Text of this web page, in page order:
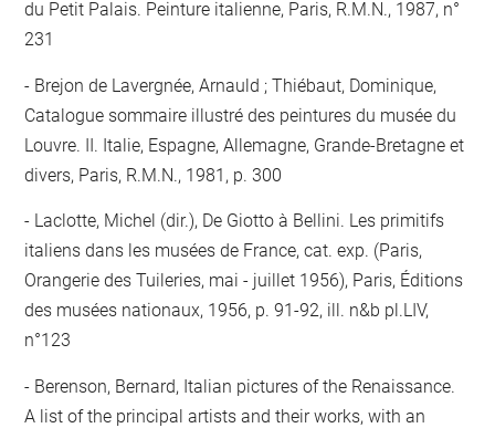
du Petit Palais. Peinture italienne, Paris, R.M.N., 1987, n°
231
Brejon de Lavergnée, Arnauld ; Thiébaut, Dominique,
Catalogue sommaire illustré des peintures du musée du
Louvre. II. Italie, Espagne, Allemagne, Grande-Bretagne et
divers, Paris, R.M.N., 1981, p. 300
Laclotte, Michel (dir.), De Giotto à Bellini. Les primitifs
italiens dans les musées de France, cat. exp. (Paris,
Orangerie des Tuileries, mai - juillet 1956), Paris, Éditions
des musées nationaux, 1956, p. 91-92, ill. n&b pl.LIV,
n°123
Berenson, Bernard, Italian pictures of the Renaissance.
A list of the principal artists and their works, with an